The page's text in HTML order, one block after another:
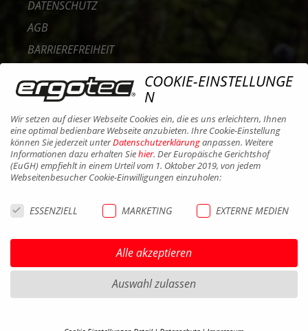
DATENSCHUTZ
AGB
BARRIEREFREIHEIT
KARRIERE
B2B PORTAL
COOKIES
COOKIE-EINSTELLUNGE
N
Wir setzen auf dieser Webseite Cookies ein, die es uns erleichtern, Ihnen
eine optimal bedienbare Webseite anzubieten. Ihre Cookie-Einstellung
können Sie jederzeit unterDatenschutzerklärunganpassen. Weitere
Informationen dazu erhalten Siehier. Der Europäische Gerichtshof
(EuGH) empfiehlt in einem Urteil vom 1. Oktober 2019, von jedem
Webseitenbesucher Cookie-Einwilligungen einzuholen:
ESSENZIELL MARKETING EXTERNE MEDIEN
Alle akzeptieren
Auswahl zulassen